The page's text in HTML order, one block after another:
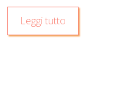
Leggi tutto